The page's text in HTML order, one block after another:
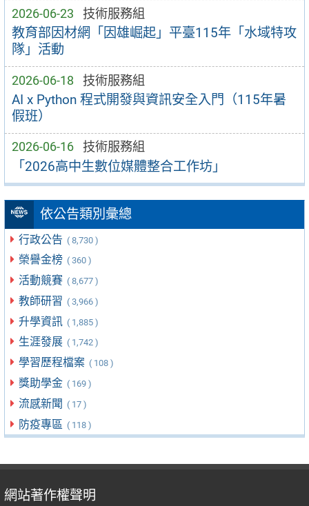
2026-06-23 技術服務組
教育部因材網「因雄崛起」平臺115年「水域特攻
隊」活動
2026-06-18 技術服務組
AI x Python 程式開發與資訊安全入門（115年暑
假班）
2026-06-16 技術服務組
「2026高中生數位媒體整合工作坊」
依公告類別彙總
行政公告 ( 8,730 )
榮譽金榜 ( 360 )
活動競賽 ( 8,677 )
教師研習 ( 3,966 )
升學資訊 ( 1,885 )
生涯發展 ( 1,742 )
學習歷程檔案 ( 108 )
獎助學金 ( 169 )
流感新聞 ( 17 )
防疫專區 ( 118 )
網站著作權聲明